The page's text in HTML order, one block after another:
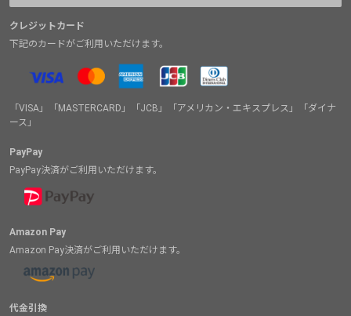
クレジットカード
下記のカードがご利用いただけます。
「VISA」「MASTERCARD」「JCB」「アメリカン・エキスプレス」「ダイナ
ース」
PayPay
PayPay決済がご利用いただけます。
Amazon Pay
Amazon Pay決済がご利用いただけます。
代金引換